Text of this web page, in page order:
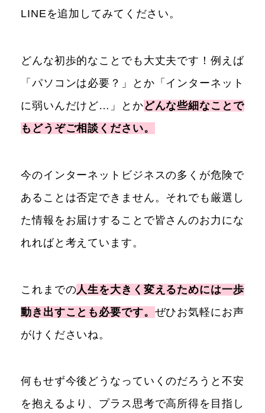
LINEを追加してみてください。
どんな初歩的なことでも大丈夫です！例えば
「パソコンは必要？」とか「インターネット
に弱いんだけど…」とかどんな些細なことで
もどうぞご相談ください。
今のインターネットビジネスの多くが危険で
あることは否定できません。それでも厳選し
た情報をお届けすることで皆さんのお力にな
れればと考えています。
これまでの人生を大きく変えるためには一歩
動き出すことも必要です。 ぜひお気軽にお声
がけくださいね。
何もせず今後どうなっていくのだろうと不安
を抱えるより、プラス思考で高所得を目指し